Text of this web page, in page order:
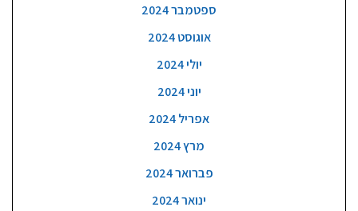
ספטמבר 2024
אוגוסט 2024
יולי 2024
יוני 2024
אפריל 2024
מרץ 2024
פברואר 2024
ינואר 2024